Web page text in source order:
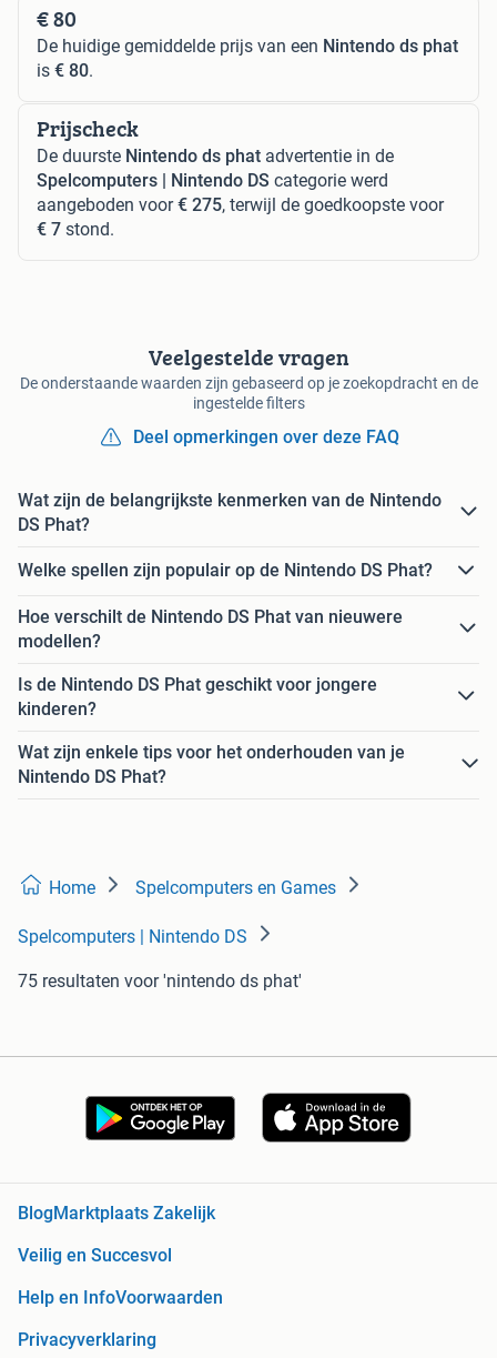
€ 80
De huidige gemiddelde prijs van een Nintendo ds phat
is € 80.
Prijscheck
De duurste Nintendo ds phat advertentie in de
Spelcomputers | Nintendo DS categorie werd
aangeboden voor€ 275, terwijl de goedkoopste voor
€ 7 stond.
Veelgestelde vragen
De onderstaande waarden zijn gebaseerd op je zoekopdracht en de
ingestelde filters
Deel opmerkingen over deze FAQ
Wat zijn de belangrijkste kenmerken van de Nintendo
DS Phat?
Welke spellen zijn populair op de Nintendo DS Phat?
Hoe verschilt de Nintendo DS Phat van nieuwere
modellen?
Is de Nintendo DS Phat geschikt voor jongere
kinderen?
Wat zijn enkele tips voor het onderhouden van je
Nintendo DS Phat?
Home Spelcomputers en Games
Spelcomputers | Nintendo DS
75 resultaten voor 'nintendo ds phat'
BlogMarktplaats Zakelijk
Veilig en Succesvol
Help en InfoVoorwaarden
Privacyverklaring